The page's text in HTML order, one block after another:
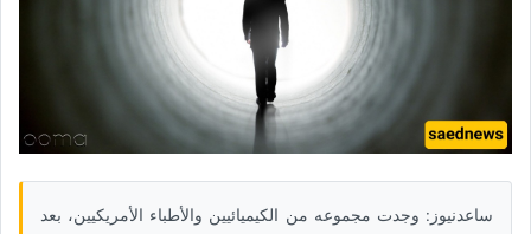
ساعدنیوز: وجدت مجموعه من الکیمیائیین والأطباء الأمریکیین، بعد